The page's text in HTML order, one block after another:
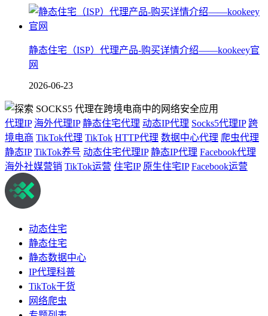
静态住宅（ISP）代理产品-购买详情介绍——kookeey官
网
2026-06-23
代理IP 海外代理IP 静态住宅代理 动态IP代理 Socks5代理IP 跨
境电商 TikTok代理 TikTok HTTP代理 数据中心代理 爬虫代理
静态IP TikTok养号 动态住宅代理IP 静态IP代理 Facebook代理
海外社媒营销 TikTok运营 住宅IP 原生住宅IP Facebook运营
动态住宅
静态住宅
静态数据中心
IP代理科普
TikTok干货
网络爬虫